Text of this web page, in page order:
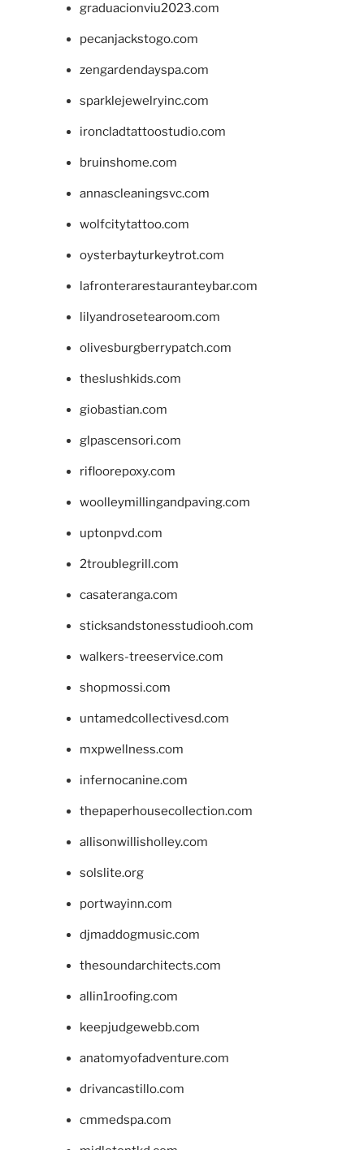
graduacionviu2023.com
pecanjackstogo.com
zengardendayspa.com
sparklejewelryinc.com
ironcladtattoostudio.com
bruinshome.com
annascleaningsvc.com
wolfcitytattoo.com
oysterbayturkeytrot.com
lafronterarestauranteybar.com
lilyandrosetearoom.com
olivesburgberrypatch.com
theslushkids.com
giobastian.com
glpascensori.com
rifloorepoxy.com
woolleymillingandpaving.com
uptonpvd.com
2troublegrill.com
casateranga.com
sticksandstonesstudiooh.com
walkers-treeservice.com
shopmossi.com
untamedcollectivesd.com
mxpwellness.com
infernocanine.com
thepaperhousecollection.com
allisonwillisholley.com
solslite.org
portwayinn.com
djmaddogmusic.com
thesoundarchitects.com
allin1roofing.com
keepjudgewebb.com
anatomyofadventure.com
drivancastillo.com
cmmedspa.com